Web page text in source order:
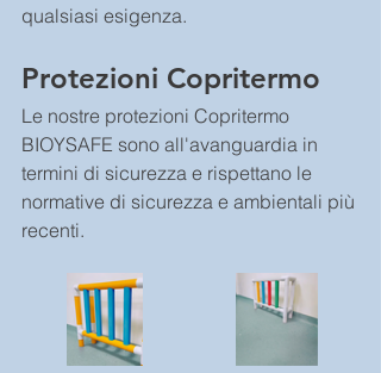
qualsiasi esigenza.
Protezioni Copritermo
Le nostre protezioni Copritermo
BIOYSAFE sono all'avanguardia in
termini di sicurezza e rispettano le
normative di sicurezza e ambientali più
recenti.